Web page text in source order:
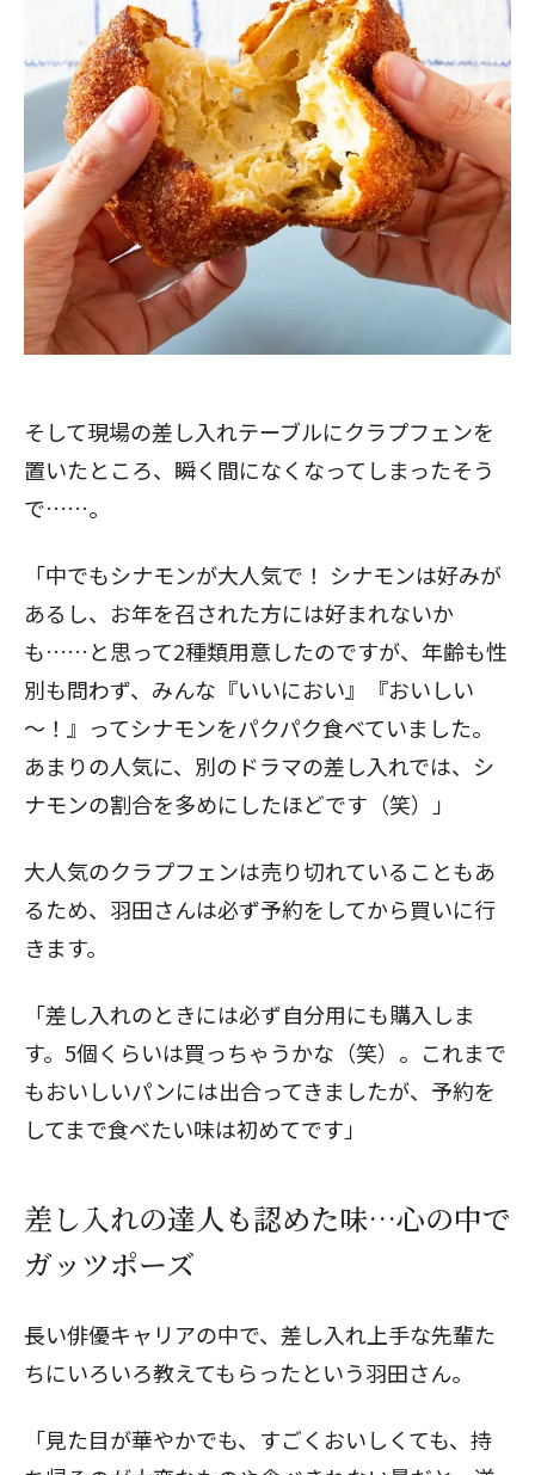
そして現場の差し入れテーブルにクラプフェンを
置いたところ、瞬く間になくなってしまったそう
で……。
「中でもシナモンが大人気で！ シナモンは好みが
あるし、お年を召された方には好まれないか
も……と思って2種類用意したのですが、年齢も性
別も問わず、みんな『いいにおい』『おいしい
～！』ってシナモンをパクパク食べていました。
あまりの人気に、別のドラマの差し入れでは、シ
ナモンの割合を多めにしたほどです（笑）」
大人気のクラプフェンは売り切れていることもあ
るため、羽田さんは必ず予約をしてから買いに行
きます。
「差し入れのときには必ず自分用にも購入しま
す。5個くらいは買っちゃうかな（笑）。これまで
もおいしいパンには出合ってきましたが、予約を
してまで食べたい味は初めてです」
差し入れの達人も認めた味…心の中で
ガッツポーズ
長い俳優キャリアの中で、差し入れ上手な先輩た
ちにいろいろ教えてもらったという羽田さん。
「見た目が華やかでも、すごくおいしくても、持